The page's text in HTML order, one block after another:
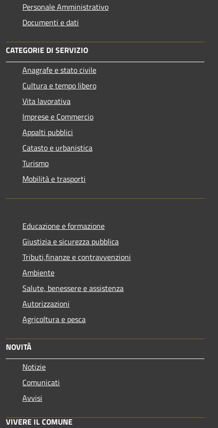
Personale Amministrativo
Documenti e dati
CATEGORIE DI SERVIZIO
Anagrafe e stato civile
Cultura e tempo libero
Vita lavorativa
Imprese e Commercio
Appalti pubblici
Catasto e urbanistica
Turismo
Mobilità e trasporti
Educazione e formazione
Giustizia e sicurezza pubblica
Tributi,finanze e contravvenzioni
Ambiente
Salute, benessere e assistenza
Autorizzazioni
Agricoltura e pesca
NOVITÀ
Notizie
Comunicati
Avvisi
VIVERE IL COMUNE